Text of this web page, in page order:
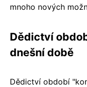
mnoho nových
Dědictví
dnešní době
Dědictví období